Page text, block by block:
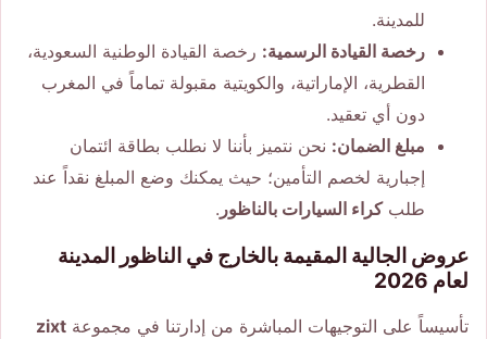
للمدينة.
رخصة القيادة الرسمية: رخصة القيادة الوطنية السعودية،
القطرية، الإماراتية، والكويتية مقبولة تماماً في المغرب
دون أي تعقيد.
مبلغ الضمان: نحن نتميز بأننا لا نطلب بطاقة ائتمان
إجبارية لخصم التأمين؛ حيث يمكنك وضع المبلغ نقداً عند
طلبكراء السيارات بالناظور .
عروض الجالية المقيمة بالخارج في الناظور المدينة
لعام 2026
تأسيساً على التوجيهات المباشرة من إدارتنا في مجموعة zixt